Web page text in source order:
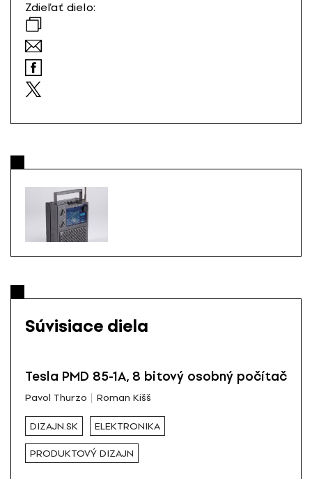
Zdieľať dielo:
Súvisiace diela
Tesla PMD 85-1A, 8 bitový osobný počítač
Pavol Thurzo Roman Kišš
DIZAJN.SK ELEKTRONIKA
PRODUKTOVÝ DIZAJN